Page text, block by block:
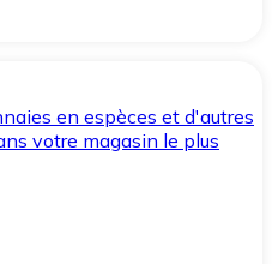
en espèces et d'autres
votre magasin le plus